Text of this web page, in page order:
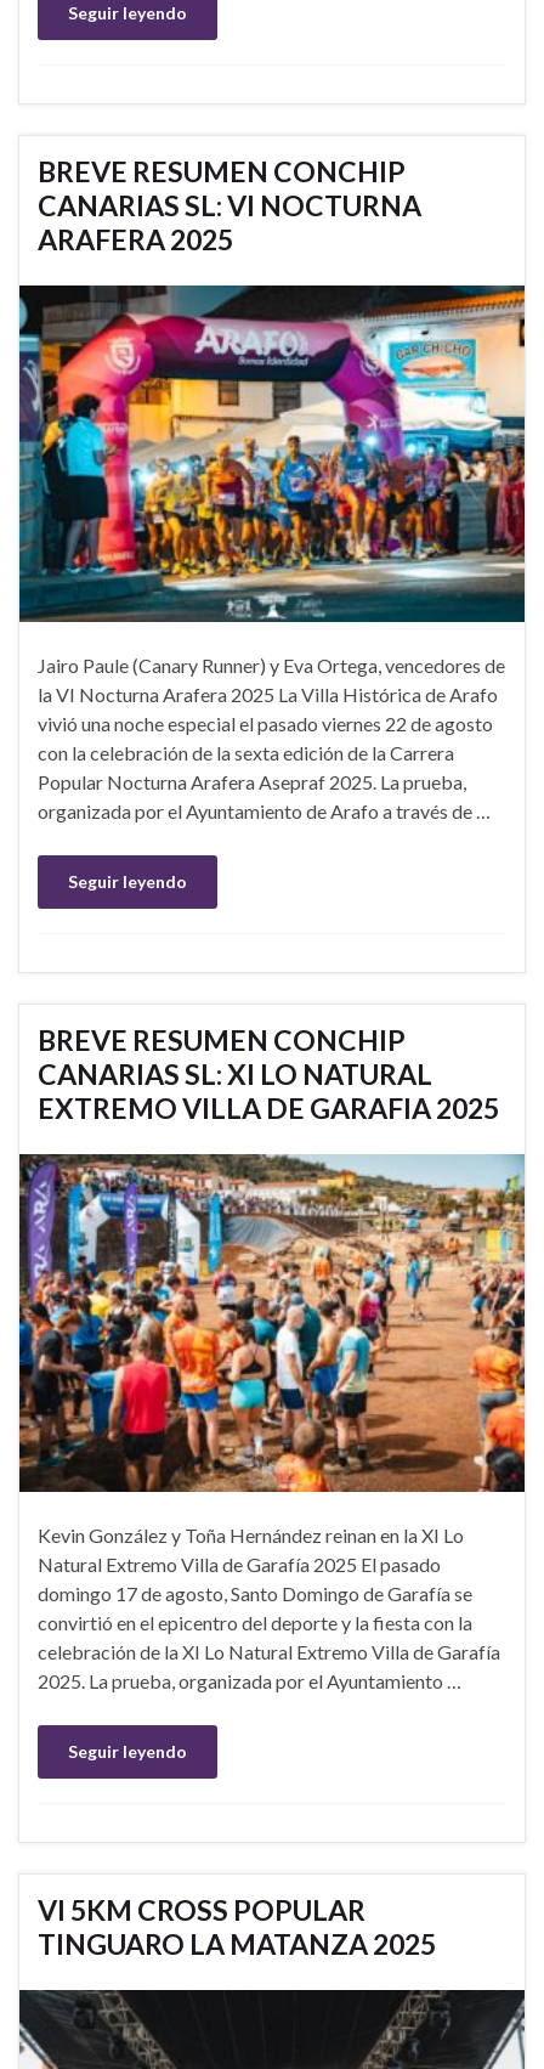
Seguir leyendo
BREVE RESUMEN CONCHIP
CANARIAS SL: VI NOCTURNA
ARAFERA 2025
Jairo Paule (Canary Runner) y Eva Ortega, vencedores de
la VI Nocturna Arafera 2025 La Villa Histórica de Arafo
vivió una noche especial el pasado viernes 22 de agosto
con la celebración de la sexta edición de la Carrera
Popular Nocturna Arafera Asepraf 2025. La prueba,
organizada por el Ayuntamiento de Arafo a través de …
Seguir leyendo
BREVE RESUMEN CONCHIP
CANARIAS SL: XI LO NATURAL
EXTREMO VILLA DE GARAFIA 2025
Kevin González y Toña Hernández reinan en la XI Lo
Natural Extremo Villa de Garafía 2025 El pasado
domingo 17 de agosto, Santo Domingo de Garafía se
convirtió en el epicentro del deporte y la fiesta con la
celebración de la XI Lo Natural Extremo Villa de Garafía
2025. La prueba, organizada por el Ayuntamiento …
Seguir leyendo
VI 5KM CROSS POPULAR
TINGUARO LA MATANZA 2025